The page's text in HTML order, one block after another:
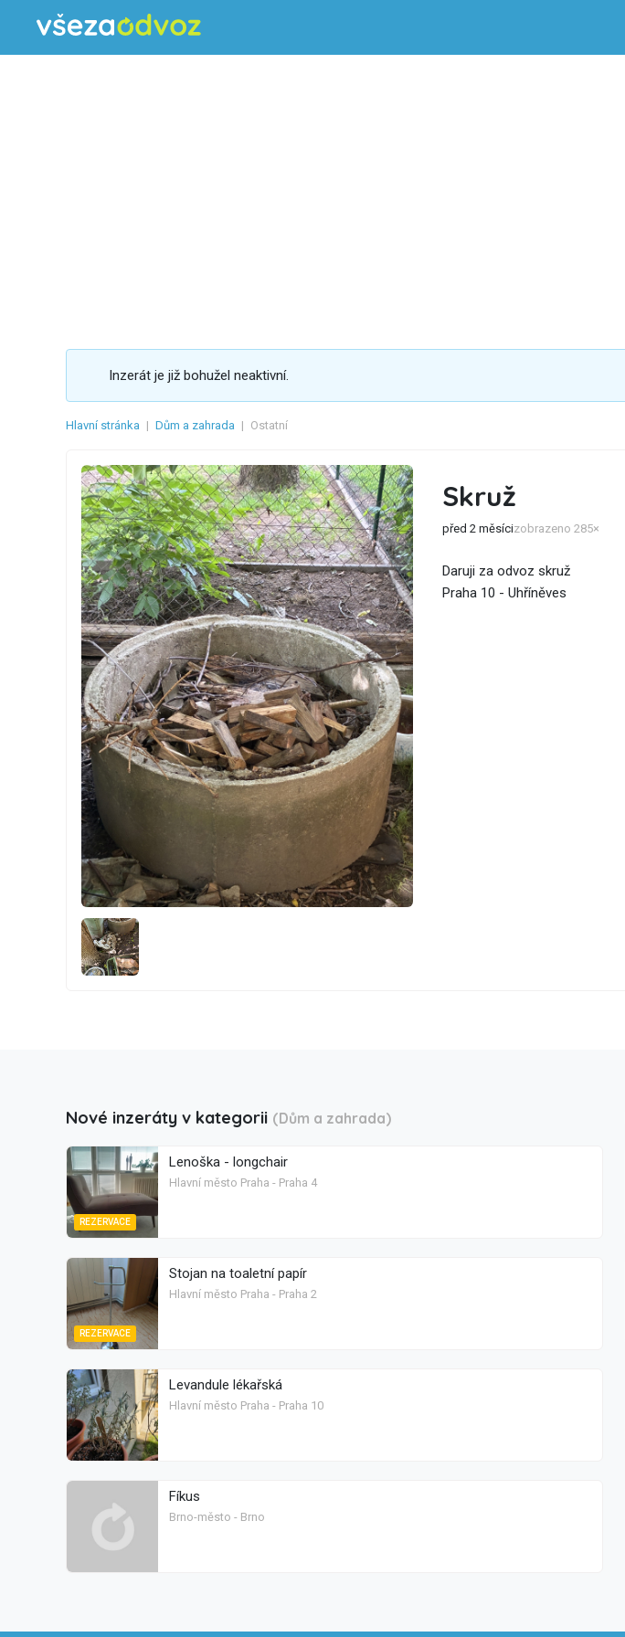
Inzerát je již bohužel neaktivní.
Hlavní stránka | Dům a zahrada | Ostatní
Skruž
před 2 měsícizobrazeno 285×
Daruji za odvoz skruž
Praha 10 - Uhříněves
Nové inzeráty v kategorii (Dům a zahrada)
REZERVACE
Lenoška - longchair
Hlavní město Praha - Praha 4
REZERVACE
Stojan na toaletní papír
Hlavní město Praha - Praha 2
Levandule lékařská
Hlavní město Praha - Praha 10
Fíkus
Brno-město - Brno